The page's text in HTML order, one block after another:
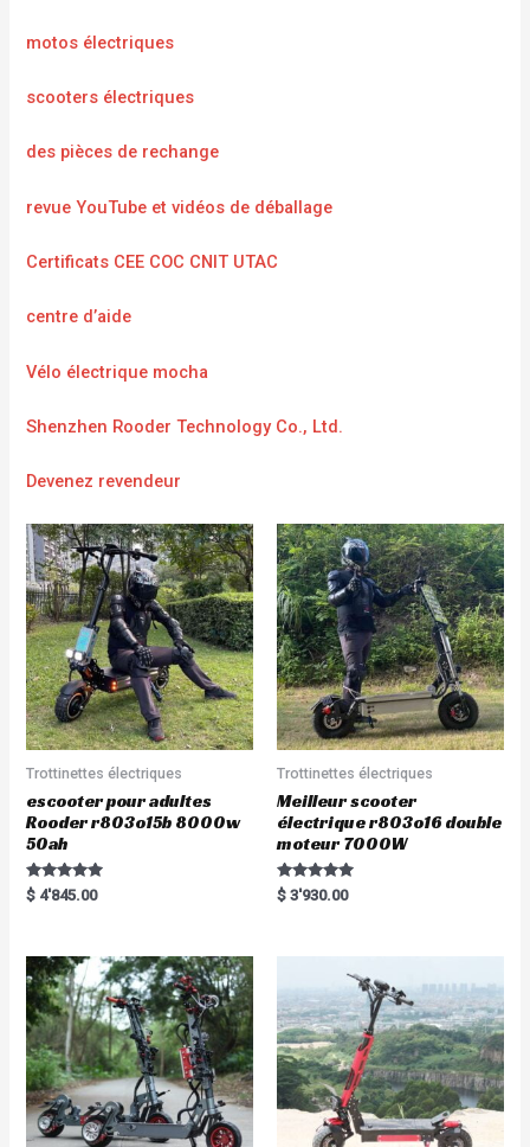
motos électriques
scooters électriques
des pièces de rechange
revue YouTube et vidéos de déballage
Certificats CEE COC CNIT UTAC
centre d’aide
Vélo électrique mocha
Shenzhen Rooder Technology Co., Ltd.
Devenez revendeur
Trottinettes électriques
escooter pour adultes
Rooder r803o15b 8000w
50ah
Rated
5.00
$ 4'845.00
Trottinettes électriques
Meilleur scooter
électrique r803o16 double
moteur 7000W
Rated
5.00
$ 3'930.00